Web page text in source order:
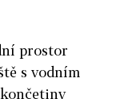
prostor
s vodním